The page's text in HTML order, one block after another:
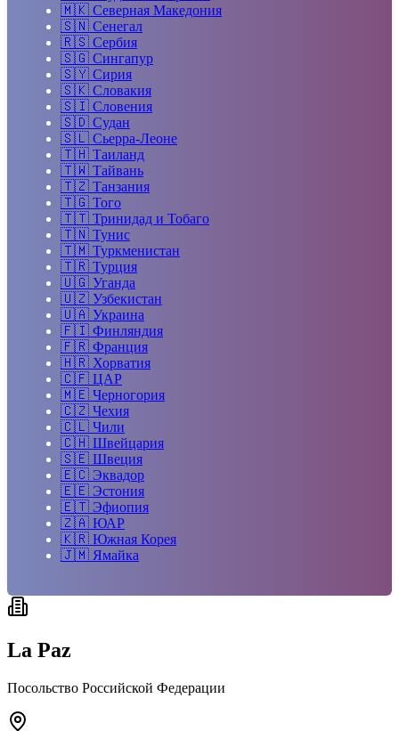
🇲🇰 Северная Македония
🇸🇳 Сенегал
🇷🇸 Сербия
🇸🇬 Сингапур
🇸🇾 Сирия
🇸🇰 Словакия
🇸🇮 Словения
🇸🇩 Судан
🇸🇱 Сьерра-Леоне
🇹🇭 Таиланд
🇹🇼 Тайвань
🇹🇿 Танзания
🇹🇬 Того
🇹🇹 Тринидад и Тобаго
🇹🇳 Тунис
🇹🇲 Туркменистан
🇹🇷 Турция
🇺🇬 Уганда
🇺🇿 Узбекистан
🇺🇦 Украина
🇫🇮 Финляндия
🇫🇷 Франция
🇭🇷 Хорватия
🇨🇫 ЦАР
🇲🇪 Черногория
🇨🇿 Чехия
🇨🇱 Чили
🇨🇭 Швейцария
🇸🇪 Швеция
🇪🇨 Эквадор
🇪🇪 Эстония
🇪🇹 Эфиопия
🇿🇦 ЮАР
🇰🇷 Южная Корея
🇯🇲 Ямайка
La Paz
Посольство Российской Федерации